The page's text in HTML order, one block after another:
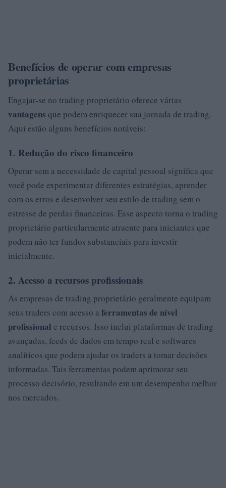
Benefícios de operar com empresas
proprietárias
Engajar-se no trading proprietário oferece várias
vantagens que podem enriquecer sua jornada de trading.
Aqui estão alguns benefícios notáveis:
1. Redução do risco financeiro
Operar sem a necessidade de capital pessoal significa que
você pode experimentar diferentes estratégias, aprender
com os erros e desenvolver seu estilo de trading sem o
estresse de perdas financeiras. Esse aspecto torna o trading
proprietário particularmente atraente para iniciantes que
podem não ter fundos substanciais para investir
inicialmente.
2. Acesso a recursos profissionais
As empresas de trading proprietário geralmente equipam
seus traders com acesso a ferramentas de nível
profissional e recursos. Isso inclui plataformas de trading
avançadas, feeds de dados em tempo real e softwares
analíticos que podem ajudar os traders a tomar decisões
informadas. Tais ferramentas podem aprimorar seu
processo decisório, resultando em um desempenho melhor
nos mercados.